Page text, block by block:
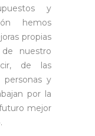
y
hemos
propias
nuestro
de las
personas y
por la
mejor